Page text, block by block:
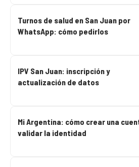
Turnos de salud en San Juan por
WhatsApp: cómo pedirlos
IPV San Juan: inscripción y
actualización de datos
Mi Argentina: cómo crear una
validar la identidad